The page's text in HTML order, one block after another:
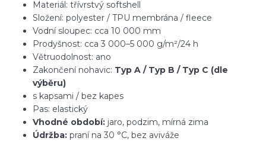
Materiál: třívrstvý softshell
Složení: polyester / TPU membrána / fleece
Vodní sloupec: cca 10 000 mm
Prodyšnost: cca 3 000–5 000 g/m²/24 h
Větruodolnost: ano
Zakončení nohavic: Typ A / Typ B / Typ C (dle
výběru)
s kapsami / bez kapes
Pas: elastický
Vhodné období: jaro, podzim, mírná zima
Údržba: praní na 30 °C, bez aviváže